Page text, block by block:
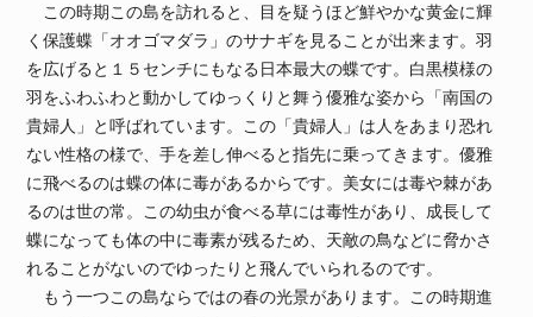
この時期この島を訪れると、目を疑うほど鮮やかな黄金に輝
く保護蝶「オオゴマダラ」のサナギを見ることが出来ます。羽
を広げると１５センチにもなる日本最大の蝶です。白黒模様の
羽をふわふわと動かしてゆっくりと舞う優雅な姿から「南国の
貴婦人」と呼ばれています。この「貴婦人」は人をあまり恐れ
ない性格の様で、手を差し伸べると指先に乗ってきます。優雅
に飛べるのは蝶の体に毒があるからです。美女には毒や棘があ
るのは世の常。この幼虫が食べる草には毒性があり、成長して
蝶になっても体の中に毒素が残るため、天敵の鳥などに脅かさ
れることがないのでゆったりと飛んでいられるのです。
もう一つこの島ならではの春の光景があります。この時期進